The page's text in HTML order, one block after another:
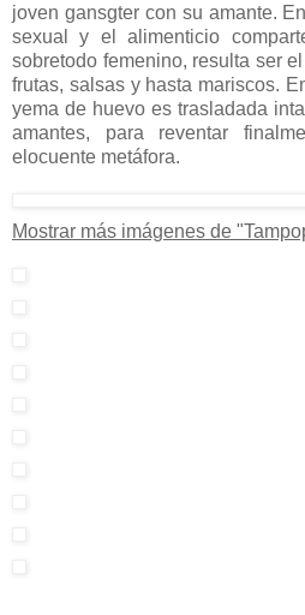
joven gansgter con su amante.
sexual y el alimenticio
sobretodo femenino, resulta ser
frutas, salsas y hasta mariscos.
yema de huevo es trasladada
amantes, para reventar
elocuente metáfora.
Mostrar más imágenes de